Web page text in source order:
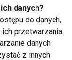
choroba, a
silnej woli. Co
danych?
do danych,
przetwarzania.
danych
z innych